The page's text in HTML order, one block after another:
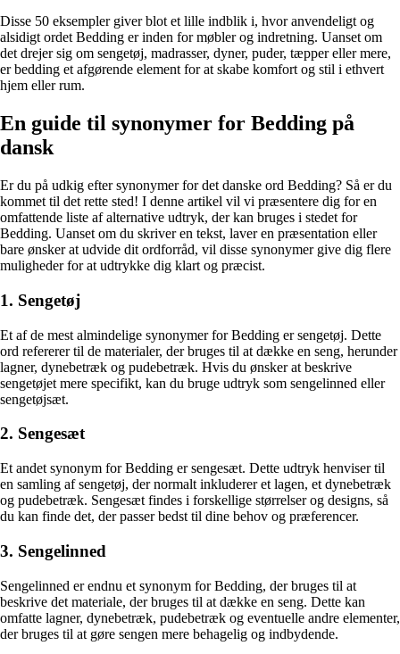
Disse 50 eksempler giver blot et lille indblik i, hvor anvendeligt og
alsidigt ordet Bedding er inden for møbler og indretning. Uanset om
det drejer sig om sengetøj, madrasser, dyner, puder, tæpper eller mere,
er bedding et afgørende element for at skabe komfort og stil i ethvert
hjem eller rum.
En guide til synonymer for Bedding på
dansk
Er du på udkig efter synonymer for det danske ord Bedding? Så er du
kommet til det rette sted! I denne artikel vil vi præsentere dig for en
omfattende liste af alternative udtryk, der kan bruges i stedet for
Bedding. Uanset om du skriver en tekst, laver en præsentation eller
bare ønsker at udvide dit ordforråd, vil disse synonymer give dig flere
muligheder for at udtrykke dig klart og præcist.
1. Sengetøj
Et af de mest almindelige synonymer for Bedding er sengetøj. Dette
ord refererer til de materialer, der bruges til at dække en seng, herunder
lagner, dynebetræk og pudebetræk. Hvis du ønsker at beskrive
sengetøjet mere specifikt, kan du bruge udtryk som sengelinned eller
sengetøjsæt.
2. Sengesæt
Et andet synonym for Bedding er sengesæt. Dette udtryk henviser til
en samling af sengetøj, der normalt inkluderer et lagen, et dynebetræk
og pudebetræk. Sengesæt findes i forskellige størrelser og designs, så
du kan finde det, der passer bedst til dine behov og præferencer.
3. Sengelinned
Sengelinned er endnu et synonym for Bedding, der bruges til at
beskrive det materiale, der bruges til at dække en seng. Dette kan
omfatte lagner, dynebetræk, pudebetræk og eventuelle andre elementer,
der bruges til at gøre sengen mere behagelig og indbydende.